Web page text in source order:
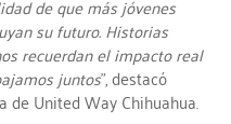
de que más jóvenes
su futuro. Historias
recuerdan el impacto real
juntos”, destacó
de United Way Chihuahua.